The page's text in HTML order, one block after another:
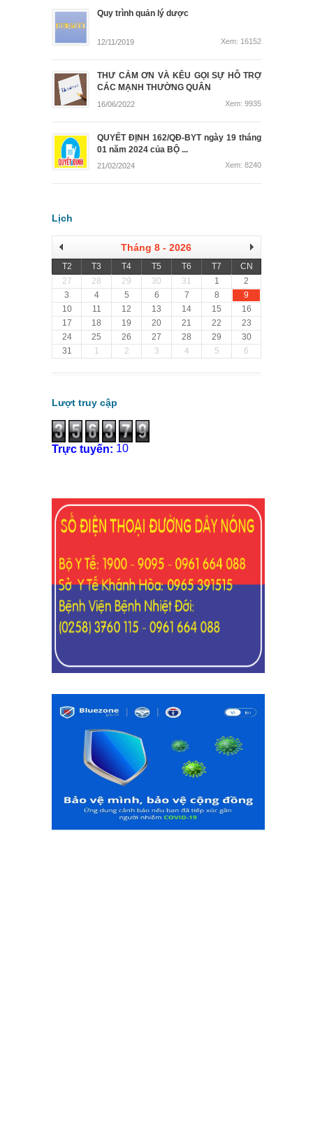
Quy trình quản lý dược
12/11/2019 Xem: 16152
THƯ CẢM ƠN VÀ KÊU GỌI SỰ HỖ TRỢ
CÁC MẠNH THƯỜNG QUÂN
16/06/2022 Xem: 9935
QUYẾT ĐỊNH 162/QĐ-BYT ngày 19 tháng
01 năm 2024 của BỘ ...
21/02/2024 Xem: 8240
Lịch
Tháng 8 - 2026
T2 T3 T4 T5 T6 T7
CN
27
28 29 30 31 1
2
3
4 5 6 7 8
9
10
11 12 13 14 15
16
17
18 19 20 21 22
23
24
25 26 27 28 29
30
31
1 2 3 4 5 6
Lượt truy cập
Trực tuyến: 10